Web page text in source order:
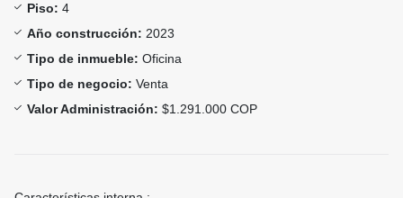
Piso: 4
Año construcción: 2023
Tipo de inmueble: Oficina
Tipo de negocio: Venta
Valor Administración: $1.291.000 COP